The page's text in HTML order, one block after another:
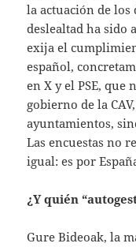
la actuación de los
deslealtad ha sido
exija el
español,
en X y el PSE, que
gobierno de la
ayuntamientos,
Las encuestas no
igual: es por
¿Y quién
Gure Bideoak, la